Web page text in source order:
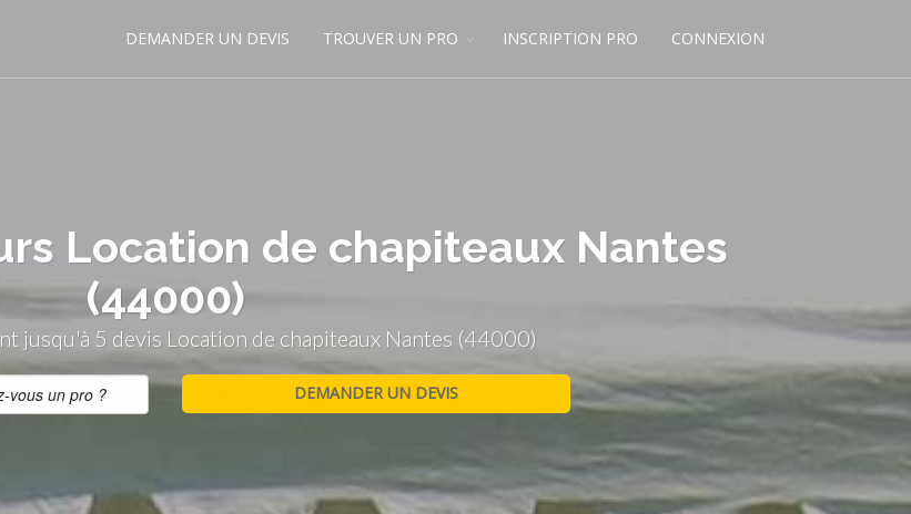
DEMANDER UN DEVIS TROUVER UN PRO INSCRIPTION PRO CONNEXION
Location de chapiteaux Nantes
(44000)
jusqu'à 5 devis Location de chapiteaux Nantes (44000)